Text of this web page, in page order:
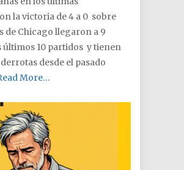
la victoria de 4 a 0 sobre
de Chicago llegaron a 9
últimos 10 partidos y tienen
desde el pasado
More…